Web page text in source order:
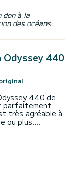
don à la
des océans.
Odyssey 440
440 de
parfaitement
très agréable à
ou plus.
équipée(s)
hors
les environs de